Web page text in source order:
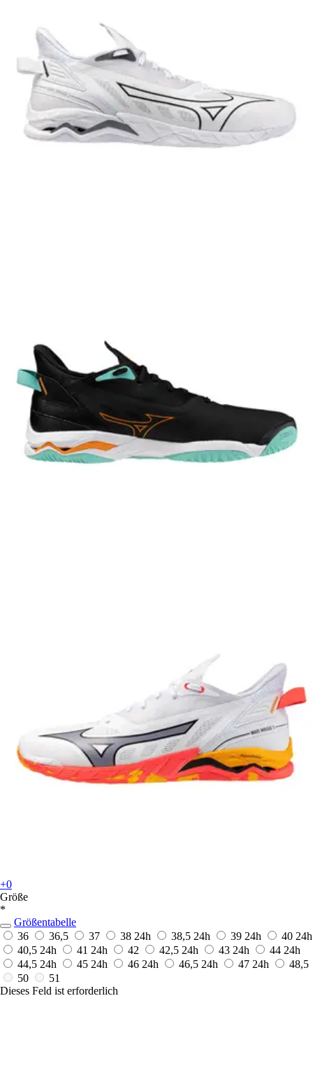
+0
Größe
*
Größentabelle
36
36,5 37 38 24h 38,5 24h 39 24h 40 24h
40,5 24h 41 24h 42 42,5 24h 43 24h 44 24h
44,5 24h 45 24h 46 24h 46,5 24h 47 24h
48,5
50
51
Dieses Feld ist erforderlich